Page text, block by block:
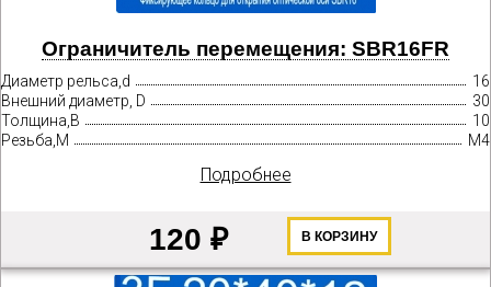
Ограничитель перемещения: SBR16FR
Диаметр рельса,d
16
Внешний диаметр, D
30
Толщина,B
10
Резьба,М
М4
Подробнее
120 ₽ В КОРЗИНУ